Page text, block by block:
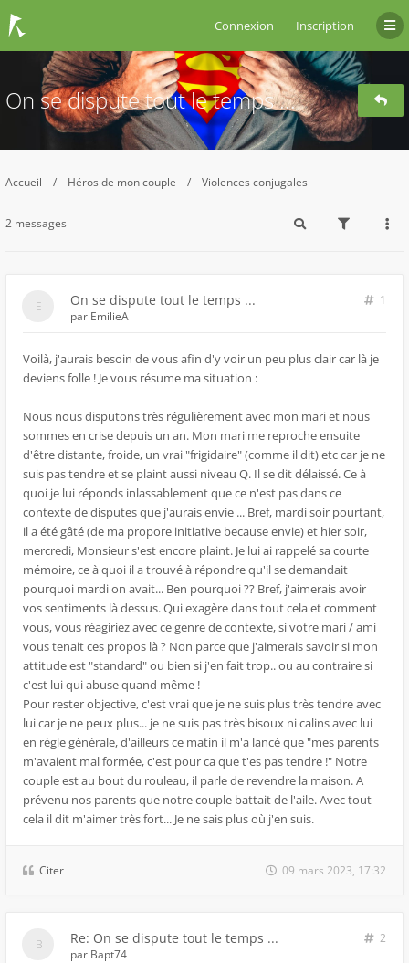
Connexion Inscription
On se dispute tout le temps ...
Accueil Héros de mon couple Violences conjugales
2 messages
On se dispute tout le temps ...
1
par EmilieA
Voilà, j'aurais besoin de vous afin d'y voir un peu plus clair car là je
deviens folle ! Je vous résume ma situation :
Nous nous disputons très régulièrement avec mon mari et nous
sommes en crise depuis un an. Mon mari me reproche ensuite
d'être distante, froide, un vrai "frigidaire" (comme il dit) etc car je ne
suis pas tendre et se plaint aussi niveau Q. Il se dit délaissé. Ce à
quoi je lui réponds inlassablement que ce n'est pas dans ce
contexte de disputes que j'aurais envie ... Bref, mardi soir pourtant,
il a été gâté (de ma propore initiative because envie) et hier soir,
mercredi, Monsieur s'est encore plaint. Je lui ai rappelé sa courte
mémoire, ce à quoi il a trouvé à répondre qu'il se demandait
pourquoi mardi on avait... Ben pourquoi ?? Bref, j'aimerais avoir
vos sentiments là dessus. Qui exagère dans tout cela et comment
vous, vous réagiriez avec ce genre de contexte, si votre mari / ami
vous tenait ces propos là ? Non parce que j'aimerais savoir si mon
attitude est "standard" ou bien si j'en fait trop.. ou au contraire si
c'est lui qui abuse quand même !
Pour rester objective, c'est vrai que je ne suis plus très tendre avec
lui car je ne peux plus... je ne suis pas très bisoux ni calins avec lui
en règle générale, d'ailleurs ce matin il m'a lancé que "mes parents
m'avaient mal formée, c'est pour ca que t'es pas tendre !" Notre
couple est au bout du rouleau, il parle de revendre la maison. A
prévenu nos parents que notre couple battait de l'aile. Avec tout
cela il dit m'aimer très fort... Je ne sais plus où j'en suis.
Citer 09 mars 2023, 17:32
Re: On se dispute tout le temps ...
2
par Bapt74